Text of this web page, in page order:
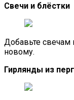
Свечи и блёстки
Добавьте свечам
новому.
Гирлянды из